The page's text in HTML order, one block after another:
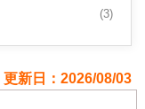
(3)
更新日：2026/08/03